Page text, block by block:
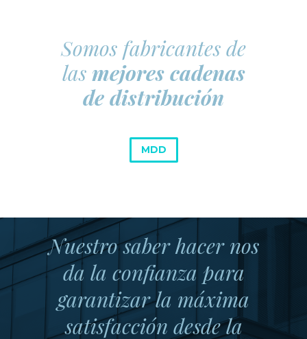
Somos fabricantes de
las mejores cadenas
de distribución
MDD
Nuestro saber hacer nos
da la confianza para
garantizar la máxima
satisfacción desde la